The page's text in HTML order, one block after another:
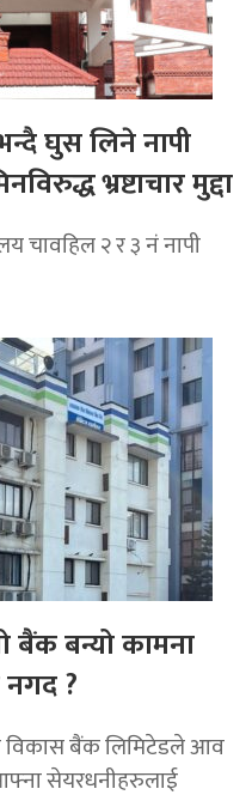
घुस लिने नापी
भ्रष्टाचार मुद्दा
चावहिल २ र ३ नं नापी
बैंक बन्यो कामना
?
विकास बैंक लिमिटेडले आव
सेयरधनीहरुलाई